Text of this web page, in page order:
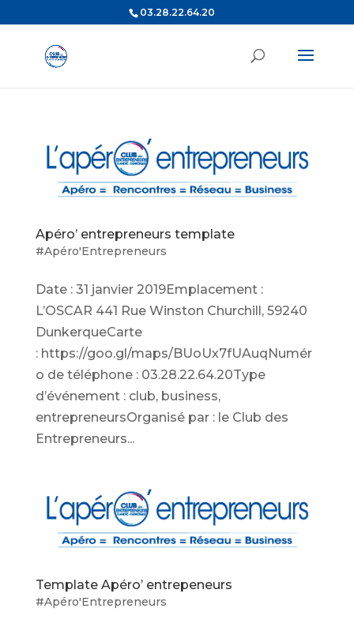
03.28.22.64.20
Apéro’ entrepreneurs template
#Apéro'Entrepreneurs
Date : 31 janvier 2019Emplacement :
L’OSCAR 441 Rue Winston Churchill, 59240
DunkerqueCarte
: https://goo.gl/maps/BUoUx7fUAuqNumér
o de téléphone : 03.28.22.64.20Type
d’événement : club, business,
entrepreneursOrganisé par : le Club des
Entrepreneurs...
Template Apéro’ entrepeneurs
#Apéro'Entrepreneurs